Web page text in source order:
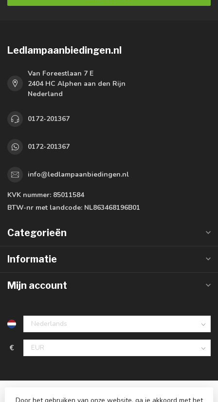
Ledlampaanbiedingen.nl
Van Foreestlaan 7 E
2404 HC Alphen aan den Rijn
Nederland
0172-201367
0172-201367
info@ledlampaanbiedingen.nl
KVK nummer: 85011584
BTW-nr met landcode: NL863468196B01
Categorieën
Informatie
Mijn account
€